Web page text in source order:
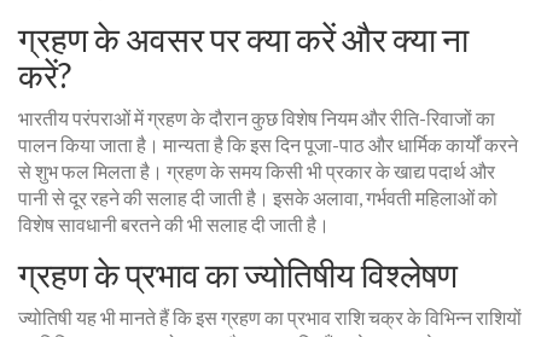
ग्रहण के अवसर पर क्या करें और क्या ना
करें?
भारतीय परंपराओं में ग्रहण के दौरान कुछ विशेष नियम और रीति-रिवाजों का
पालन किया जाता है। मान्यता है कि इस दिन पूजा-पाठ और धार्मिक कार्यों करने
से शुभ फल मिलता है। ग्रहण के समय किसी भी प्रकार के खाद्य पदार्थ और
पानी से दूर रहने की सलाह दी जाती है। इसके अलावा, गर्भवती महिलाओं को
विशेष सावधानी बरतने की भी सलाह दी जाती है।
ग्रहण के प्रभाव का ज्योतिषीय विश्लेषण
ज्योतिषी यह भी मानते हैं कि इस ग्रहण का प्रभाव राशि चक्र के विभिन्न राशियों